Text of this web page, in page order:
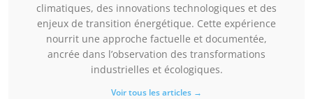
climatiques, des innovations technologiques et des
enjeux de transition énergétique. Cette expérience
nourrit une approche factuelle et documentée,
ancrée dans l’observation des transformations
industrielles et écologiques.
Voir tous les articles →